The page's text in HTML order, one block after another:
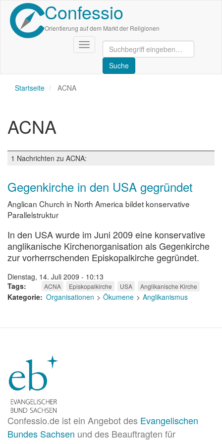
Direkt
zum
Inhalt
Confessio
Orientierung auf dem Markt der Religionen
Navigation
aktivieren/deaktivieren
Startseite ACNA
ACNA
1 Nachrichten zu ACNA:
Gegenkirche in den USA gegründet
Anglican Church in North America bildet konservative
Parallelstruktur
In den USA wurde im Juni 2009 eine konservative
anglikanische Kirchenorganisation als Gegenkirche
zur vorherrschenden Episkopalkirche gegründet.
Dienstag, 14. Juli 2009 - 10:13
Tags
ACNA Episkopalkirche USA Anglikanische Kirche
Kategorie Organisationen Ökumene Anglikanismus
Confessio.de ist ein Angebot des Evangelischen
Bundes Sachsen und des Beauftragten für